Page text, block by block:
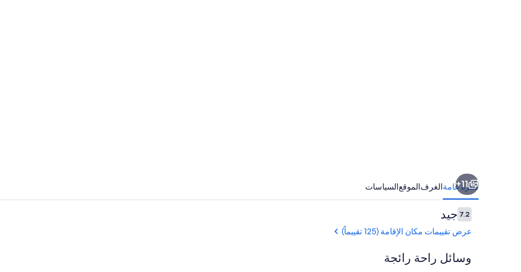
11+
نظرة عامةالغرفالموقعالسياسات
التقييمات
7.27.2 من 10جيد
عرض تقييمات مكان الإقامة (125 تقييماً)
وسائل راحة رائجة